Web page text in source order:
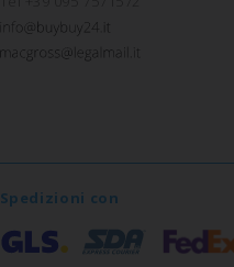
Spedizioni con